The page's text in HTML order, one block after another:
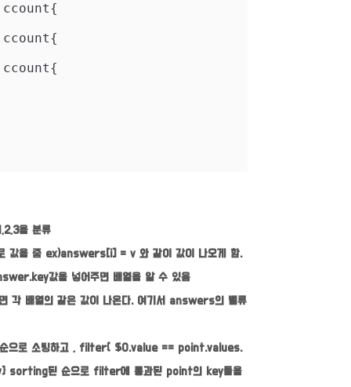
ccount{
ccount{
ccount{
을 분류
값을 줌 ex)answers[i] = v 와 같이 값이 나오게 함.
값을 넣어주면 배열을 알 수 있음
각 배열의 같은 값이 나온다. 여기서 answers의 밸류
으로 소팅하고 , filter{ $0.value == point.values.
sorting된 순으로 filter에 통과된 point의 key들을